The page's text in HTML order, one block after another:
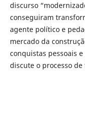
discurso
conseguiram
agente político e
mercado da
conquistas pessoais
discute o processo